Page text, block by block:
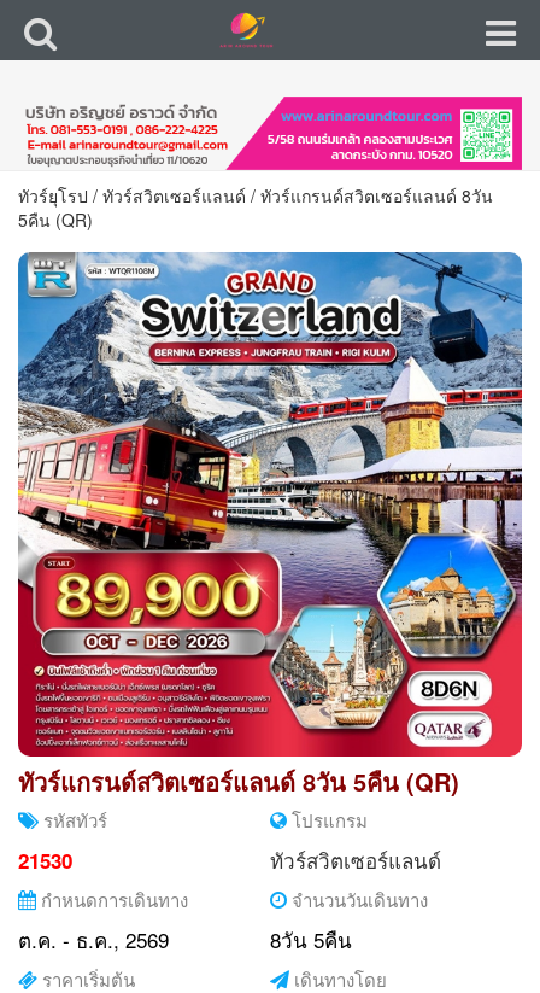
ทัวร์ยุโรป / ทัวร์สวิตเซอร์แลนด์ / ทัวร์แกรนด์สวิตเซอร์แลนด์ 8วัน
5คืน (QR)
ทัวร์แกรนด์สวิตเซอร์แลนด์ 8วัน 5คืน (QR)
รหัสทัวร์
21530
โปรแกรม
ทัวร์สวิตเซอร์แลนด์
กำหนดการเดินทาง
ต.ค. - ธ.ค., 2569
จำนวนวันเดินทาง
8วัน 5คืน
ราคาเริ่มต้น เดินทางโดย